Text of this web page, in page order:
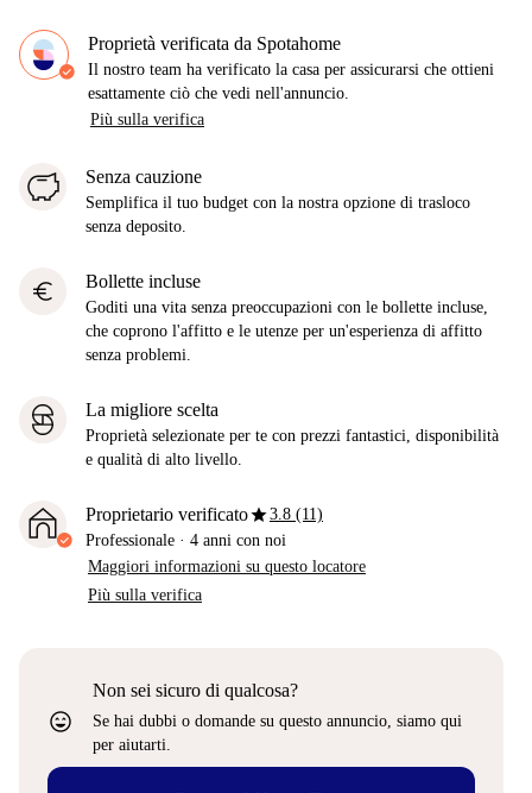
Proprietà verificata da Spotahome
Il nostro team ha verificato la casa per assicurarsi che ottieni
esattamente ciò che vedi nell'annuncio.
Più sulla verifica
Senza cauzione
Semplifica il tuo budget con la nostra opzione di trasloco
senza deposito.
euro Bollette incluse
Goditi una vita senza preoccupazioni con le bollette incluse,
che coprono l'affitto e le utenze per un'esperienza di affitto
senza problemi.
La migliore scelta
Proprietà selezionate per te con prezzi fantastici, disponibilità
e qualità di alto livello.
Proprietario verificatostar3.8 (11)
Professionale · 4 anni con noi
Maggiori informazioni su questo locatore
Più sulla verifica
sentiment_very_satisfied
Non sei sicuro di qualcosa?
Se hai dubbi o domande su questo annuncio, siamo qui
per aiutarti.